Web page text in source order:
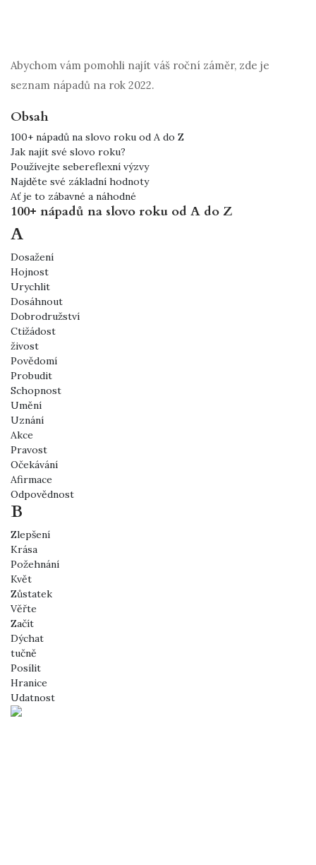
Abychom vám pomohli najít váš roční záměr, zde je
seznam nápadů na rok 2022.
Obsah
100+ nápadů na slovo roku od A do Z
Jak najít své slovo roku?
Používejte sebereflexní výzvy
Najděte své základní hodnoty
Ať je to zábavné a náhodné
100+ nápadů na slovo roku od A do Z
A
Dosažení
Hojnost
Urychlit
Dosáhnout
Dobrodružství
Ctižádost
živost
Povědomí
Probudit
Schopnost
Umění
Uznání
Akce
Pravost
Očekávání
Afirmace
Odpovědnost
B
Zlepšení
Krása
Požehnání
Květ
Zůstatek
Věřte
Začít
Dýchat
tučně
Posílit
Hranice
Udatnost